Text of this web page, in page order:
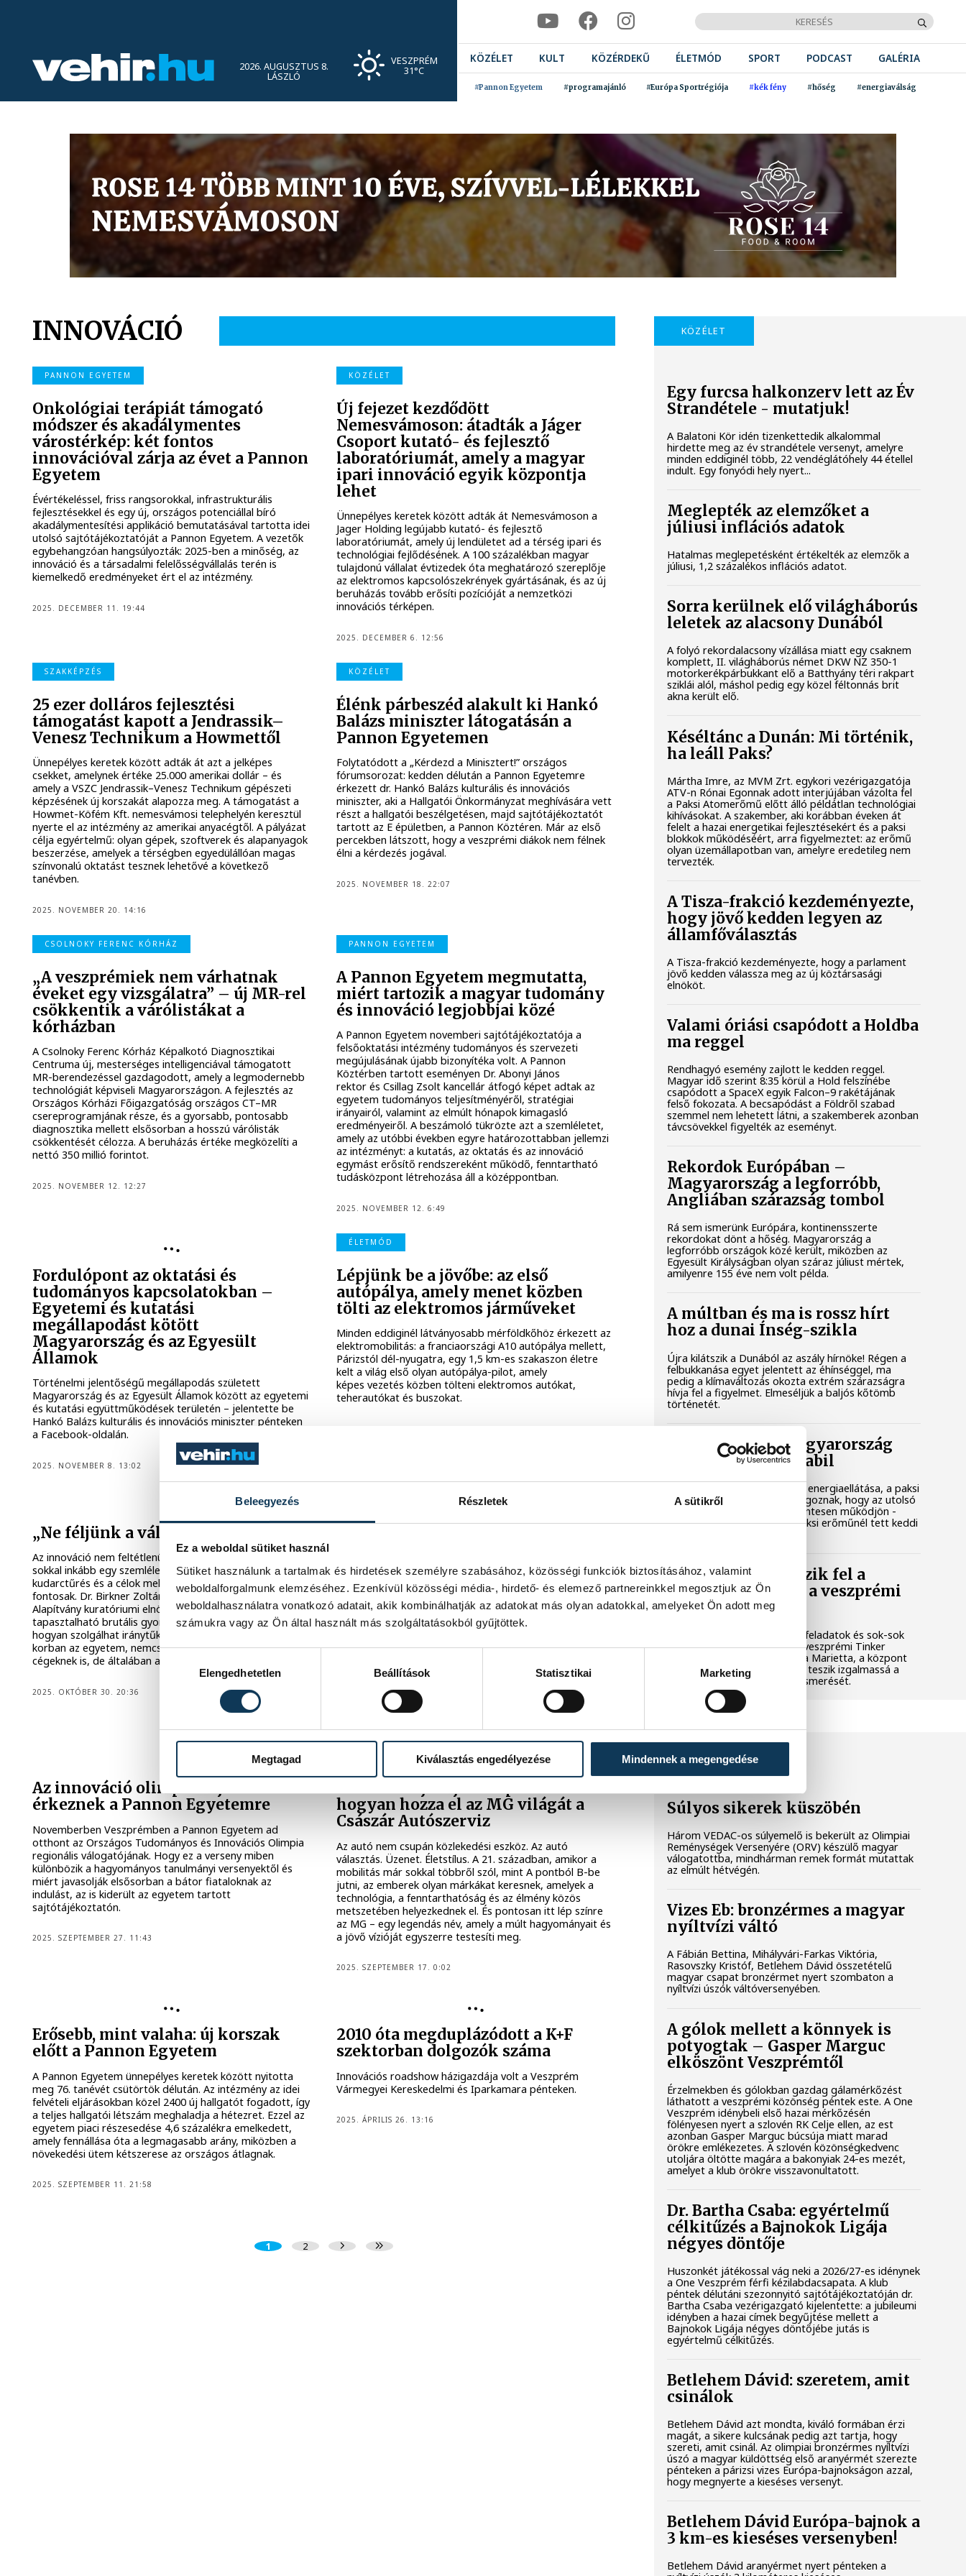
Beleegyezés Részletek A sütikről
Ez a weboldal sütiket használ
Sütiket használunk a tartalmak és hirdetések személyre szabásához, közösségi funkciók biztosításához, valamint
weboldalforgalmunk elemzéséhez. Ezenkívül közösségi média-, hirdető- és elemező partnereinkkel megosztjuk az Ön
weboldalhasználatra vonatkozó adatait, akik kombinálhatják az adatokat más olyan adatokkal, amelyeket Ön adott meg
számukra vagy az Ön által használt más szolgáltatásokból gyűjtöttek.
Hozzájárulás kiválasztása
Elengedhetetlen
Beállítások Statisztikai Marketing
Megtagad Kiválasztás engedélyezése Mindennek a megengedése
2026. AUGUSZTUS 8.
LÁSZLÓ
VESZPRÉM
31°C
KÖZÉLET KULT KÖZÉRDEKŰ ÉLETMÓD SPORT PODCAST GALÉRIA
#Pannon Egyetem #programajánló #Európa Sportrégiója #kék fény #hőség #energiaválság
INNOVÁCIÓ
PANNON EGYETEM
Onkológiai terápiát támogató
módszer és akadálymentes
várostérkép: két fontos
innovációval zárja az évet a Pannon
Egyetem
Évértékeléssel, friss rangsorokkal, infrastrukturális
fejlesztésekkel és egy új, országos potenciállal bíró
akadálymentesítési applikáció bemutatásával tartotta idei
utolsó sajtótájékoztatóját a Pannon Egyetem. A vezetők
egybehangzóan hangsúlyozták: 2025-ben a minőség, az
innováció és a társadalmi felelősségvállalás terén is
kiemelkedő eredményeket ért el az intézmény.
2025. DECEMBER 11. 19:44
KÖZÉLET
Új fejezet kezdődött
Nemesvámoson: átadták a Jáger
Csoport kutató- és fejlesztő
laboratóriumát, amely a magyar
ipari innováció egyik központja
lehet
Ünnepélyes keretek között adták át Nemesvámoson a
Jager Holding legújabb kutató- és fejlesztő
laboratóriumát, amely új lendületet ad a térség ipari és
technológiai fejlődésének. A 100 százalékban magyar
tulajdonú vállalat évtizedek óta meghatározó szereplője
az elektromos kapcsolószekrények gyártásának, és az új
beruházás tovább erősíti pozícióját a nemzetközi
innovációs térképen.
2025. DECEMBER 6. 12:56
SZAKKÉPZÉS
25 ezer dolláros fejlesztési
támogatást kapott a Jendrassik–
Venesz Technikum a Howmettől
Ünnepélyes keretek között adták át azt a jelképes
csekket, amelynek értéke 25.000 amerikai dollár – és
amely a VSZC Jendrassik–Venesz Technikum gépészeti
képzésének új korszakát alapozza meg. A támogatást a
Howmet-Köfém Kft. nemesvámosi telephelyén keresztül
nyerte el az intézmény az amerikai anyacégtől. A pályázat
célja egyértelmű: olyan gépek, szoftverek és alapanyagok
beszerzése, amelyek a térségben egyedülállóan magas
színvonalú oktatást tesznek lehetővé a következő
tanévben.
2025. NOVEMBER 20. 14:16
KÖZÉLET
Élénk párbeszéd alakult ki Hankó
Balázs miniszter látogatásán a
Pannon Egyetemen
Folytatódott a „Kérdezd a Minisztert!” országos
fórumsorozat: kedden délután a Pannon Egyetemre
érkezett dr. Hankó Balázs kulturális és innovációs
miniszter, aki a Hallgatói Önkormányzat meghívására vett
részt a hallgatói beszélgetésen, majd sajtótájékoztatót
tartott az E épületben, a Pannon Köztéren. Már az első
percekben látszott, hogy a veszprémi diákok nem félnek
élni a kérdezés jogával.
2025. NOVEMBER 18. 22:07
CSOLNOKY FERENC KÓRHÁZ
„A veszprémiek nem várhatnak
éveket egy vizsgálatra” – új MR-rel
csökkentik a várólistákat a
kórházban
A Csolnoky Ferenc Kórház Képalkotó Diagnosztikai
Centruma új, mesterséges intelligenciával támogatott
MR-berendezéssel gazdagodott, amely a legmodernebb
technológiát képviseli Magyarországon. A fejlesztés az
Országos Kórházi Főigazgatóság országos CT–MR
csereprogramjának része, és a gyorsabb, pontosabb
diagnosztika mellett elsősorban a hosszú várólisták
csökkentését célozza. A beruházás értéke megközelíti a
nettó 350 millió forintot.
2025. NOVEMBER 12. 12:27
PANNON EGYETEM
A Pannon Egyetem megmutatta,
miért tartozik a magyar tudomány
és innováció legjobbjai közé
A Pannon Egyetem novemberi sajtótájékoztatója a
felsőoktatási intézmény tudományos és szervezeti
megújulásának újabb bizonyítéka volt. A Pannon
Köztérben tartott eseményen Dr. Abonyi János
rektor és Csillag Zsolt kancellár átfogó képet adtak az
egyetem tudományos teljesítményéről, stratégiai
irányairól, valamint az elmúlt hónapok kimagasló
eredményeiről. A beszámoló tükrözte azt a szemléletet,
amely az utóbbi években egyre határozottabban jellemzi
az intézményt: a kutatás, az oktatás és az innováció
egymást erősítő rendszereként működő, fenntartható
tudásközpont létrehozása áll a középpontban.
2025. NOVEMBER 12. 6:49
Fordulópont az oktatási és
tudományos kapcsolatokban –
Egyetemi és kutatási
megállapodást kötött
Magyarország és az Egyesült
Államok
Történelmi jelentőségű megállapodás született
Magyarország és az Egyesült Államok között az egyetemi
és kutatási együttműködések területén – jelentette be
Hankó Balázs kulturális és innovációs miniszter pénteken
a Facebook-oldalán.
2025. NOVEMBER 8. 13:02
ÉLETMÓD
Lépjünk be a jövőbe: az első
autópálya, amely menet közben
tölti az elektromos járműveket
Minden eddiginél látványosabb mérföldkőhöz érkezett az
elektromobilitás: a franciaországi A10 autópálya mellett,
Párizstól dél-nyugatra, egy 1,5 km-es szakaszon életre
kelt a világ első olyan autópálya-pilot, amely
képes vezetés közben tölteni elektromos autókat,
teherautókat és buszokat.
„Ne féljünk a változásoktól!”
Az innováció nem feltétlenül csak technológia kérdése,
sokkal inkább egy szemléletmód, amiben a bátorság, a
kudarctűrés és a célok melletti kitartás ugyanolyan
fontosak. Dr. Birkner Zoltánnal, a Pannon Egyetemért
Alapítvány kuratóriumi elnökével beszélgettünk a világban
tapasztalható brutális gyorsaságú változásokról és arról,
hogyan szolgálhat iránytűként egy ilyen kotikusnak tűnő
korban az egyetem, nemcsak a fiataloknak, hanem a
cégeknek is, de általában a teljes magyar társadalomnak.
2025. OKTÓBER 30. 20:36
„Út? Ott, ahova megyünk, nincs szükség utakra!” –
A Vissza a jövőbe ikonikus idézete különös valóságot
kapott szerda délután Veszprémben. Az OPSWAT új
technológiai központjának megnyitóján a jövő szó szerint
testet öltött: futurisztikus hangulat, ultramodern
DeLorean, és egy filmforgatásba illő "robottáncot" is
a 21. század valóságába az OPSWAT új technológiai
központjának megnyitóján.
Az innováció olimpikonjai
érkeznek a Pannon Egyetemre
Novemberben Veszprémben a Pannon Egyetem ad
otthont az Országos Tudományos és Innovációs Olimpia
regionális válogatójának. Hogy ez a verseny miben
különbözik a hagyományos tanulmányi versenyektől és
miért javasolják elsősorban a bátor fiataloknak az
indulást, az is kiderült az egyetem tartott
sajtótájékoztatón.
2025. SZEPTEMBER 27. 11:43
Az autózás jövője Veszprémben –
hogyan hozza el az MG világát a
Császár Autószerviz
Az autó nem csupán közlekedési eszköz. Az autó
választás. Üzenet. Életstílus. A 21. században, amikor a
mobilitás már sokkal többről szól, mint A pontból B-be
jutni, az emberek olyan márkákat keresnek, amelyek a
technológia, a fenntarthatóság és az élmény közös
metszetében helyezkednek el. És pontosan itt lép színre
az MG – egy legendás név, amely a múlt hagyományait és
a jövő vízióját egyszerre testesíti meg.
2025. SZEPTEMBER 17. 0:02
Erősebb, mint valaha: új korszak
előtt a Pannon Egyetem
A Pannon Egyetem ünnepélyes keretek között nyitotta
meg 76. tanévét csütörtök délután. Az intézmény az idei
felvételi eljárásokban közel 2400 új hallgatót fogadott, így
a teljes hallgatói létszám meghaladja a hétezret. Ezzel az
egyetem piaci részesedése 4,6 százalékra emelkedett,
amely fennállása óta a legmagasabb arány, miközben a
növekedési ütem kétszerese az országos átlagnak.
2025. SZEPTEMBER 11. 21:58
2010 óta megduplázódott a K+F
szektorban dolgozók száma
Innovációs roadshow házigazdája volt a Veszprém
Vármegyei Kereskedelmi és Iparkamara pénteken.
2025. ÁPRILIS 26. 13:16
1 2
KÖZÉLET
Egy furcsa halkonzerv lett az Év
Strandétele - mutatjuk!
A Balatoni Kör idén tizenkettedik alkalommal
hirdette meg az év strandétele versenyt, amelyre
minden eddiginél több, 22 vendéglátóhely 44 étellel
indult. Egy fonyódi hely nyert...
Meglepték az elemzőket a
júliusi inflációs adatok
Hatalmas meglepetésként értékelték az elemzők a
júliusi, 1,2 százalékos inflációs adatot.
Sorra kerülnek elő világháborús
leletek az alacsony Dunából
A folyó rekordalacsony vízállása miatt egy csaknem
komplett, II. világháborús német DKW NZ 350-1
motorkerékpárbukkant elő a Batthyány téri rakpart
sziklái alól, máshol pedig egy közel féltonnás brit
akna került elő.
Késéltánc a Dunán: Mi történik,
ha leáll Paks?
Mártha Imre, az MVM Zrt. egykori vezérigazgatója
ATV-n Rónai Egonnak adott interjújában vázolta fel
a Paksi Atomerőmű előtt álló példátlan technológiai
kihívásokat. A szakember, aki korábban éveken át
felelt a hazai energetikai fejlesztésekért és a paksi
blokkok működéséért, arra figyelmeztet: az erőmű
olyan üzemállapotban van, amelyre eredetileg nem
tervezték.
A Tisza-frakció kezdeményezte,
hogy jövő kedden legyen az
államfőválasztás
A Tisza-frakció kezdeményezte, hogy a parlament
jövő kedden válassza meg az új köztársasági
elnököt.
Valami óriási csapódott a Holdba
ma reggel
Rendhagyó esemény zajlott le kedden reggel.
Magyar idő szerint 8:35 körül a Hold felszínébe
csapódott a SpaceX egyik Falcon–9 rakétájának
felső fokozata. A becsapódást a Földről szabad
szemmel nem lehetett látni, a szakemberek azonban
távcsövekkel figyelték az eseményt.
Rekordok Európában –
Magyarország a legforróbb,
Angliában szárazság tombol
Rá sem ismerünk Európára, kontinensszerte
rekordokat dönt a hőség. Magyarország a
legforróbb országok közé került, miközben az
Egyesült Királyságban olyan száraz júliust mértek,
amilyenre 155 éve nem volt példa.
A múltban és ma is rossz hírt
hoz a dunai Ínség-szikla
Újra kilátszik a Dunából az aszály hírnöke! Régen a
felbukkanása egyet jelentett az éhínséggel, ma
pedig a klímaváltozás okozta extrém szárazságra
hívja fel a figyelmet. Elmeséljük a baljós kőtömb
történetét.
Magyar Péter: Magyarország
energiaellátása stabil
Jelenleg stabil Magyarország energiaellátása, a paksi
erőmű munkatársai azon dolgoznak, hogy az utolsó
még termelő turbina hibamentesen működjön -
közölte a miniszterelnök a paksi erőműnél tett keddi
Játék közben fedezik fel a
tudomány világát a veszprémi
gyerekek
Látványos kísérletek, kreatív feladatok és sok-sok
élmény várja a gyerekeket a veszprémi Tinker
Labsben. Videónkban Balassa Marietta, a központ
vezetője mutatja be, hogyan teszik izgalmassá a
természettudományok megismerését.
Súlyos sikerek küszöbén
Három VEDAC-os súlyemelő is bekerült az Olimpiai
Reménységek Versenyére (ORV) készülő magyar
válogatottba, mindhárman remek formát mutattak
az elmúlt hétvégén.
Vizes Eb: bronzérmes a magyar
nyíltvízi váltó
A Fábián Bettina, Mihályvári-Farkas Viktória,
Rasovszky Kristóf, Betlehem Dávid összetételű
magyar csapat bronzérmet nyert szombaton a
nyíltvízi úszók váltóversenyében.
A gólok mellett a könnyek is
potyogtak – Gasper Marguc
elköszönt Veszprémtől
Érzelmekben és gólokban gazdag gálamérkőzést
láthatott a veszprémi közönség péntek este. A One
Veszprém idénybeli első hazai mérkőzésén
fölényesen nyert a szlovén RK Celje ellen, az est
azonban Gasper Marguc búcsúja miatt marad
örökre emlékezetes. A szlovén közönségkedvenc
utoljára öltötte magára a bakonyiak 24-es mezét,
amelyet a klub örökre visszavonultatott.
Dr. Bartha Csaba: egyértelmű
célkitűzés a Bajnokok Ligája
négyes döntője
Huszonkét játékossal vág neki a 2026/27-es idénynek
a One Veszprém férfi kézilabdacsapata. A klub
péntek délutáni szezonnyitó sajtótájékoztatóján dr.
Bartha Csaba vezérigazgató kijelentette: a jubileumi
idényben a hazai címek begyűjtése mellett a
Bajnokok Ligája négyes döntőjébe jutás is
egyértelmű célkitűzés.
Betlehem Dávid: szeretem, amit
csinálok
Betlehem Dávid azt mondta, kiváló formában érzi
magát, a sikere kulcsának pedig azt tartja, hogy
szereti, amit csinál. Az olimpiai bronzérmes nyíltvízi
úszó a magyar küldöttség első aranyérmét szerezte
pénteken a párizsi vizes Európa-bajnokságon azzal,
hogy megnyerte a kieséses versenyt.
Betlehem Dávid Európa-bajnok a
3 km-es kieséses versenyben!
Betlehem Dávid aranyérmet nyert pénteken a